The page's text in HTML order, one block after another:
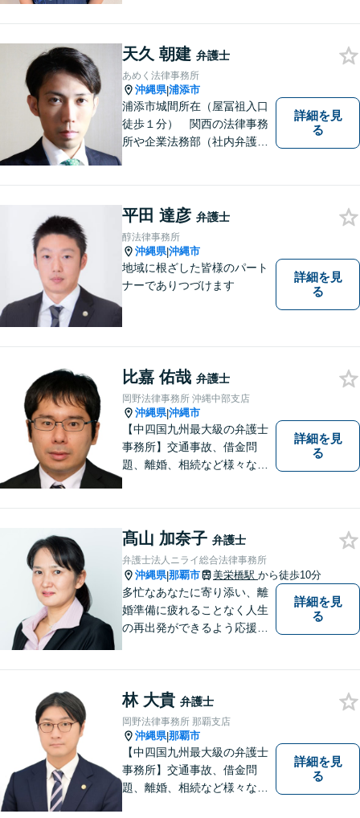
談にも親身に寄り添い、あな
たの未来を全力でサポートい
たします【沖縄北部エリア・
名護市】
天久 朝建 弁護士
あめく法律事務所
沖縄県|浦添市
浦添市城間所在（屋冨祖入口
徒歩１分） 関西の法律事務
所や企業法務部（社内弁護士
詳細を見
る
平田 達彦 弁護士
醇法律事務所
沖縄県|沖縄市
地域に根ざした皆様のパート
ナーでありつづけます
詳細を見
る
比嘉 佑哉 弁護士
岡野法律事務所 沖縄中部支店
沖縄県|沖縄市
【中四国九州最大級の弁護士
事務所】交通事故、借金問
題、離婚、相続など様々な問
い！
詳細を見
る
髙山 加奈子 弁護士
弁護士法人ニライ総合法律事務所
沖縄県|那覇市 美栄橋駅 から徒歩10分
多忙なあなたに寄り添い、離
婚準備に疲れることなく人生
の再出発ができるよう応援し
詳細を見
る
林 大貴 弁護士
岡野法律事務所 那覇支店
沖縄県|那覇市
【中四国九州最大級の弁護士
事務所】交通事故、借金問
題、離婚、相続など様々な問
詳細を見
る